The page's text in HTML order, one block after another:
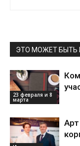
ЭТО МОЖЕТ БЫТЬ
23 февраля и 8
марта